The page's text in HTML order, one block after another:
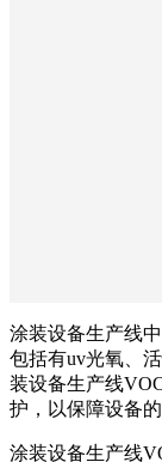
涂装设备生产线
包括有uv光氧、
装设备生产线
护，以保障设备
涂装设备生产线